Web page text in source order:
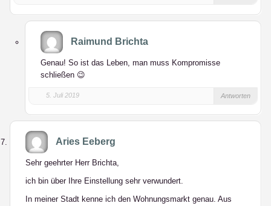
Raimund Brichta
Genau! So ist das Leben, man muss Kompromisse
schließen 😉
5. Juli 2019 Antworten
Aries Eeberg
Sehr geehrter Herr Brichta,
ich bin über Ihre Einstellung sehr verwundert.
In meiner Stadt kenne ich den Wohnungsmarkt genau. Aus